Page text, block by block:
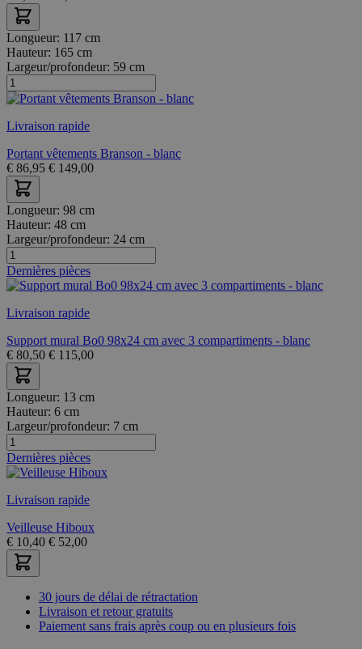
Longueur: 117 cm
Hauteur: 165 cm
Largeur/profondeur: 59 cm
Livraison rapide
Portant vêtements Branson - blanc
€ 86,95 € 149,00
Longueur: 98 cm
Hauteur: 48 cm
Largeur/profondeur: 24 cm
Dernières pièces
Livraison rapide
Support mural Bo0 98x24 cm avec 3 compartiments - blanc
€ 80,50 € 115,00
Longueur: 13 cm
Hauteur: 6 cm
Largeur/profondeur: 7 cm
Dernières pièces
Livraison rapide
Veilleuse Hiboux
€ 10,40 € 52,00
30 jours de délai de rétractation
Livraison et retour gratuits
Paiement sans frais après coup ou en plusieurs fois